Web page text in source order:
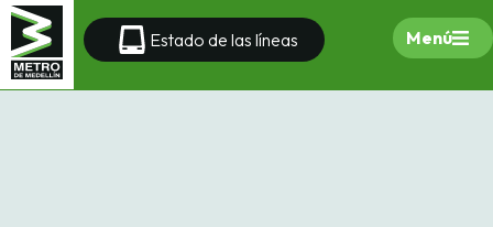
Estado de las líneas Menú